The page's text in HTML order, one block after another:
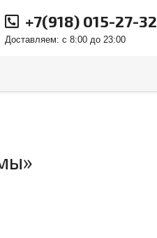
+7(918) 015-27-32
Доставляем: с 8:00 до 23:00